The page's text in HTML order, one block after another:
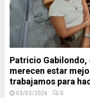
Patricio Gabilondo,
merecen estar
trabajamos para
03/03/2026 0